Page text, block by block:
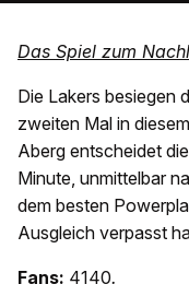
Das Spiel zum
Die Lakers besiegen
zweiten Mal in
Aberg entscheidet
Minute, unmittelbar
dem besten
Ausgleich verpasst
Fans: 4140.